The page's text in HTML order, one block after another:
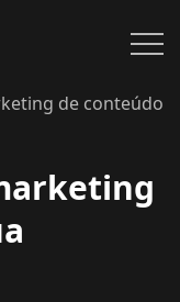
de conteúdo